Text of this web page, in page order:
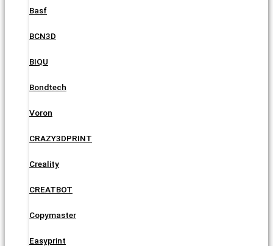
Basf
BCN3D
BIQU
Bondtech
Voron
CRAZY3DPRINT
Creality
CREATBOT
Copymaster
Easyprint